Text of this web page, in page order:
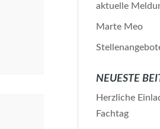
aktuelle
Marte Meo
NEUESTE
Herzliche
Fachtag